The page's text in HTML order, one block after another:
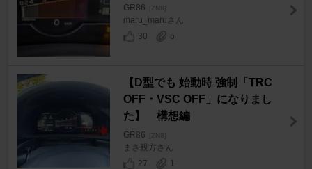
GR86 [ZN8]
maru_maruさん
30
6
【D型でも 始動時 強制「TRC
OFF・VSC OFF」になりまし
た】 構想編
GR86 [ZN8]
まさ親方さん
27
1